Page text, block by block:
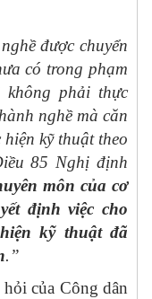
được chuyển
có trong phạm
phải thực
nghề mà căn
kỹ thuật theo
85 Nghị định
môn của cơ
định việc cho
kỹ thuật đã
.”
của Công dân